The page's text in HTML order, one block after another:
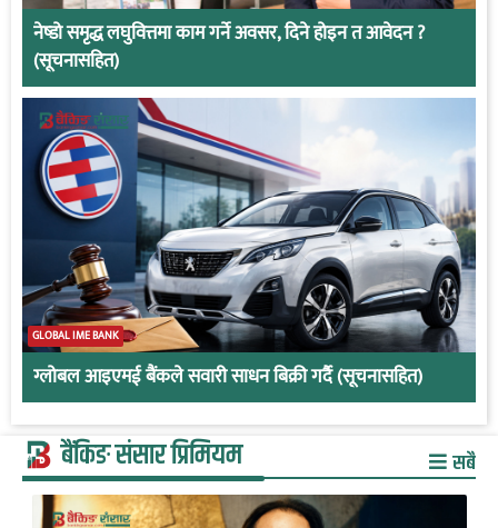
नेष्डो समृद्ध लघुवित्तमा काम गर्ने अवसर, दिने होइन त आवेदन ?
(सूचनासहित)
GLOBAL IME BANK
ग्लोबल आइएमई बैंकले सवारी साधन बिक्री गर्दै (सूचनासहित)
बैंकिङ संसार प्रिमियम सबै